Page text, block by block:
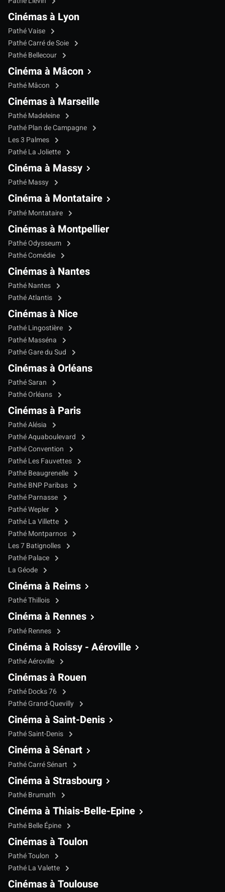
Cinémas à Lyon
Pathé Vaise
Pathé Carré de Soie
Pathé Bellecour
Cinéma à Mâcon
Pathé Mâcon
Cinémas à Marseille
Pathé Madeleine
Pathé Plan de Campagne
Les 3 Palmes
Pathé La Joliette
Cinéma à Massy
Pathé Massy
Cinéma à Montataire
Pathé Montataire
Cinémas à Montpellier
Pathé Odysseum
Pathé Comédie
Cinémas à Nantes
Pathé Nantes
Pathé Atlantis
Cinémas à Nice
Pathé Lingostière
Pathé Masséna
Pathé Gare du Sud
Cinémas à Orléans
Pathé Saran
Pathé Orléans
Cinémas à Paris
Pathé Alésia
Pathé Aquaboulevard
Pathé Convention
Pathé Les Fauvettes
Pathé Beaugrenelle
Pathé BNP Paribas
Pathé Parnasse
Pathé Wepler
Pathé La Villette
Pathé Montparnos
Les 7 Batignolles
Pathé Palace
La Géode
Cinéma à Reims
Pathé Thillois
Cinéma à Rennes
Pathé Rennes
Cinéma à Roissy - Aéroville
Pathé Aéroville
Cinémas à Rouen
Pathé Docks 76
Pathé Grand-Quevilly
Cinéma à Saint-Denis
Pathé Saint-Denis
Cinéma à Sénart
Pathé Carré Sénart
Cinéma à Strasbourg
Pathé Brumath
Cinéma à Thiais-Belle-Epine
Pathé Belle Épine
Cinémas à Toulon
Pathé Toulon
Pathé La Valette
Cinémas à Toulouse